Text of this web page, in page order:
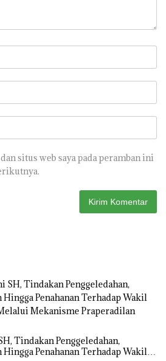
situs web saya pada peramban ini
Tindakan Penggeledahan,
Hingga Penahanan Terhadap Wakil